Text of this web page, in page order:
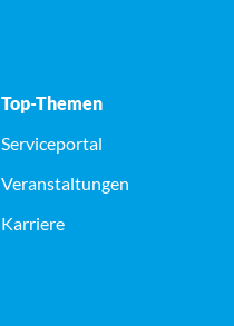
Top-Themen
Serviceportal
Veranstaltungen
Karriere